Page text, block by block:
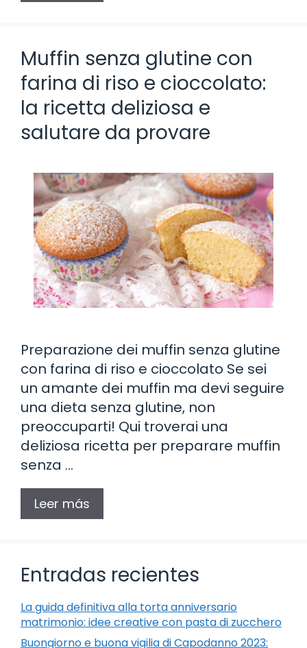
Muffin senza glutine con
farina di riso e cioccolato:
la ricetta deliziosa e
salutare da provare
Preparazione dei muffin senza glutine
con farina di riso e cioccolato Se sei
un amante dei muffin ma devi seguire
una dieta senza glutine, non
preoccuparti! Qui troverai una
deliziosa ricetta per preparare muffin
senza …
Leer más
Entradas recientes
La guida definitiva alla torta anniversario
matrimonio: idee creative con pasta di zucchero
Buongiorno e buona vigilia di Capodanno 2023: